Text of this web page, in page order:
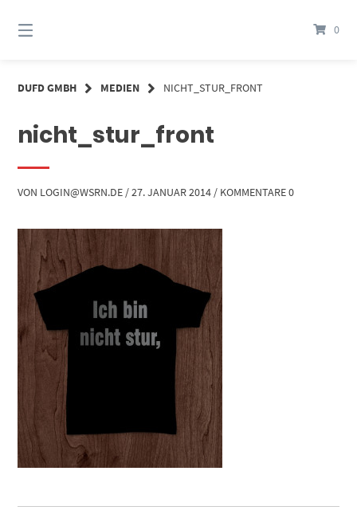
zum
Inhalt
0
DUFD GMBH MEDIEN NICHT_STUR_FRONT
nicht_stur_front
VON LOGIN@WSRN.DE /27. JANUAR 2014 / KOMMENTARE 0